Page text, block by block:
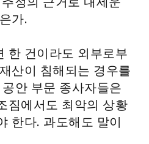
가.
한 건이라도 외부로부
산이 침해되는 경우를
안 부문 종사자들은
짐에서도 최악의 상황
한다. 과도해도 말이